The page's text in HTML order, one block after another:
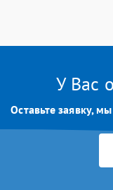
У Вас
Оставьте заявку,